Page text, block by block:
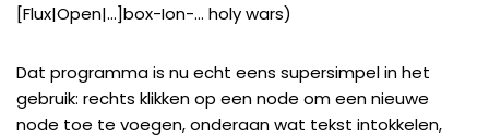
[Flux|Open|…]box-Ion-… holy wars)
Dat programma is nu echt eens supersimpel in het
gebruik: rechts klikken op een node om een nieuwe
node toe te voegen, onderaan wat tekst intokkelen,